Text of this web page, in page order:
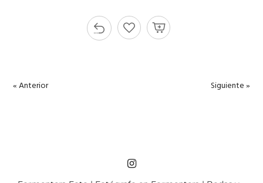
« Anterior Siguiente »